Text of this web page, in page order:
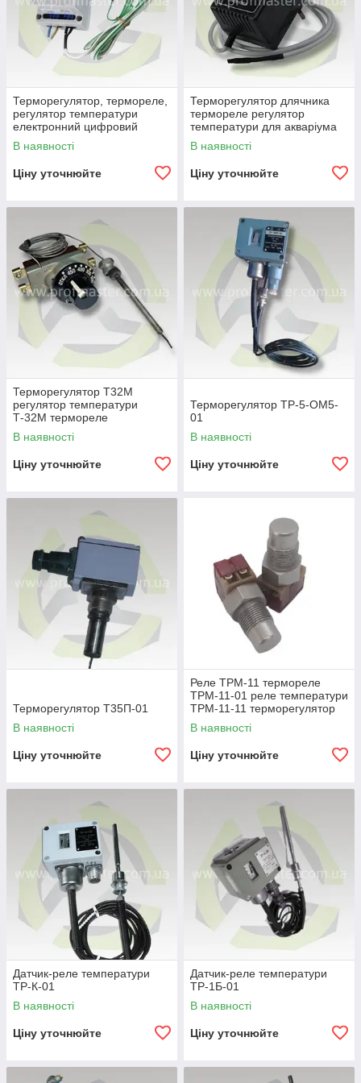
Терморегулятор, термореле,
регулятор температури
електронний цифровий
В наявності
Ціну уточнюйте
Терморегулятор длячника
термореле регулятор
температури для акваріума
В наявності
Ціну уточнюйте
Терморегулятор Т32М
регулятор температури
Т-32М термореле
В наявності
Ціну уточнюйте
Терморегулятор ТР-5-ОМ5-
01
В наявності
Ціну уточнюйте
Терморегулятор Т35П-01
В наявності
Ціну уточнюйте
Реле ТРМ-11 термореле
ТРМ-11-01 реле температури
ТРМ-11-11 терморегулятор
ТРМ-11-10
В наявності
Ціну уточнюйте
Датчик-реле температури
ТР-К-01
В наявності
Ціну уточнюйте
Датчик-реле температури
ТР-1Б-01
В наявності
Ціну уточнюйте